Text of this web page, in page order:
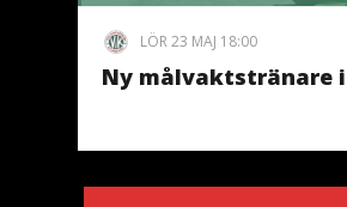
LÖR 23 MAJ 18:00
Ny målvaktstränare i